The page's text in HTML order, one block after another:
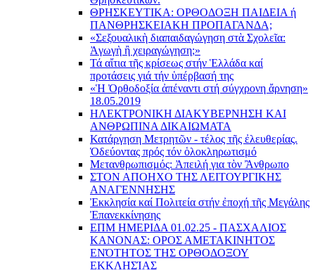
ΘΡΗΣΚΕΥΤΙΚΑ: ΟΡΘΟΔΟΞΗ ΠΑΙΔΕΙΑ ή
ΠΑΝΘΡΗΣΚΕΙΑΚΗ ΠΡΟΠΑΓΑΝΔΑ;
«Σεξουαλικὴ διαπαιδαγώγηση στὰ Σχολεῖα:
Ἀγωγὴ ἢ χειραγώγηση;»
Τά αἴτια τῆς κρίσεως στήν Ἑλλάδα καί
προτάσεις γιά τήν ὑπέρβασή της
«Ἡ Ὀρθοδοξία ἀπέναντι στή σύγχρονη ἄρνηση»
18.05.2019
ΗΛΕΚΤΡΟΝΙΚΗ ΔΙΑΚΥΒΕΡΝΗΣΗ ΚΑΙ
ΑΝΘΡΩΠΙΝΑ ΔΙΚΑΙΩΜΑΤΑ
Κατάργηση Μετρητῶν - τέλος τῆς ἐλευθερίας.
Ὁδεύοντας πρός τόν ὁλοκληρωτισμό
Μετανθρωπισμός: Ἀπειλή για τὸν Ἂνθρωπο
ΣΤΟΝ ΑΠΟΗΧΟ ΤΗΣ ΛΕΙΤΟΥΡΓΙΚΗΣ
ΑΝΑΓΕΝΝΗΣΗΣ
Ἐκκλησία καί Πολιτεία στήν ἐποχή τῆς Μεγάλης
Ἐπανεκκίνησης
ΕΠΜ ΗΜΕΡΙΔΑ 01.02.25 - ΠΑΣΧΑΛΙΟΣ
ΚΑΝΟΝΑΣ: ΟΡΟΣ ΑΜΕΤΑΚΙΝΗΤΟΣ
ΕΝΌΤΗΤΟΣ ΤΗΣ ΟΡΘΟΔΟΞΟΥ
ΕΚΚΛΗΣΊΑΣ